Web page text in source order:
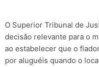
O Superior Tribunal de
decisão relevante para o
ao estabelecer que o
por aluguéis quando o